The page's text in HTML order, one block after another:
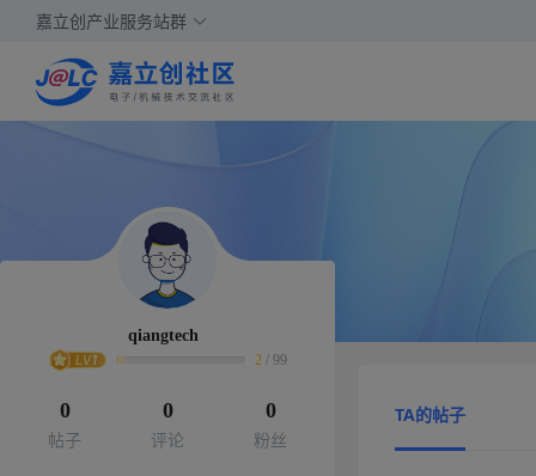
嘉立创产业服务站群
qiangtech
2 / 99
0
帖子
0
评论
0
粉丝
TA的帖子